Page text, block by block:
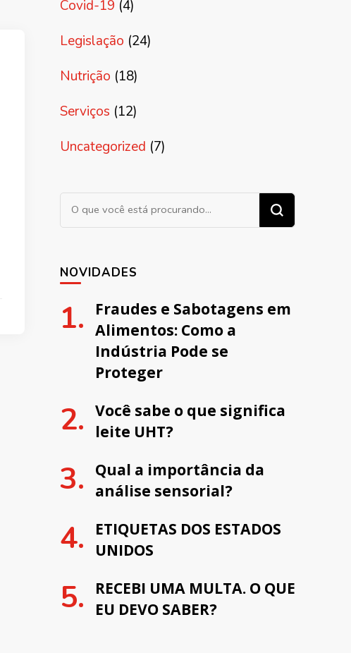
Covid-19 (4)
Legislação (24)
Nutrição (18)
Serviços (12)
Uncategorized (7)
Procurando algo?
NOVIDADES
Fraudes e Sabotagens em
Alimentos: Como a
Indústria Pode se
Proteger
Você sabe o que significa
leite UHT?
Qual a importância da
análise sensorial?
ETIQUETAS DOS ESTADOS
UNIDOS
RECEBI UMA MULTA. O QUE
EU DEVO SABER?